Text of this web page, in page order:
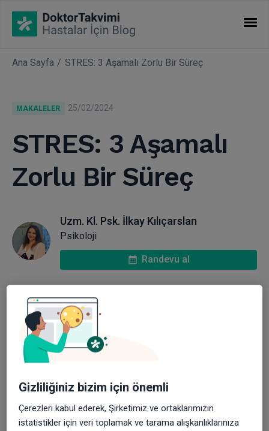
İHTISASLAR
Uzmanlıklar
Ana Sayfa STRES: 3 Aşamalı Zorlu Bir Süreç
MAKALELER 25/02/2024
STRES: 3 Aşamalı
Zorlu Bir Süreç
Uzm. Kl. Psk. İlkay Kılıçarslan
Psikoloji
Randevu al
Stres, bedenin veya zihnin, fiziksel veya duygusal
bir tepki vermesine yol açabilecek herhangi bir
olumsuz veya zorlayıcı durumla karşı karşıya
yaşamında değişiklik yapmasını veya uyum
sağlamasını gerektiren herhangi bir durum
nedeniyle ortaya çıkabilir.
Gizliliğiniz bizim için önemli
Çerezleri kabul ederek, Şirketimiz ve ortaklarımızın
istatistikler için veri toplamak ve tarama alışkanlıklarınıza